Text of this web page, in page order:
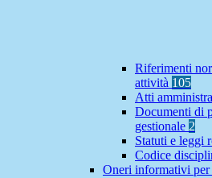
Riferimenti
attività 105
Atti
Documenti di
gestionale 2
Statuti e leggi
Codice
Oneri informativi per